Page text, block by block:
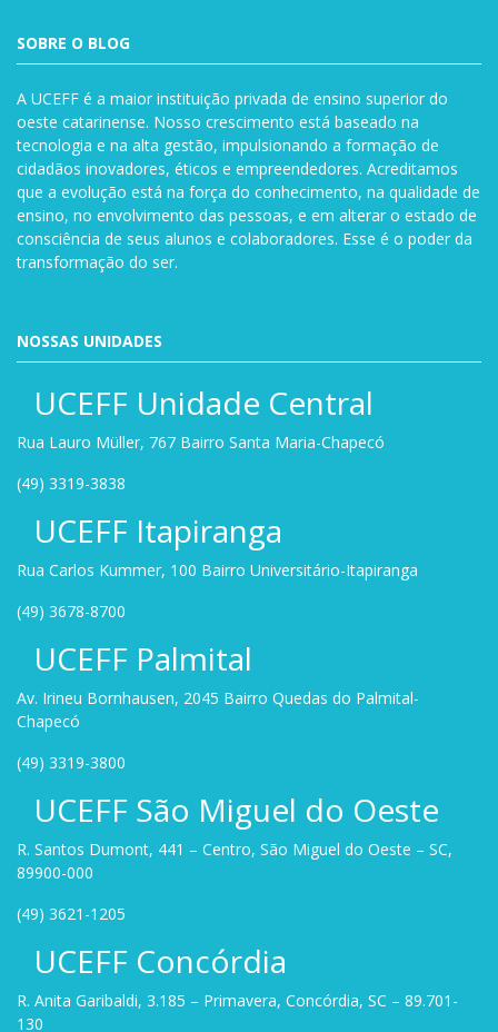
SOBRE O BLOG
A UCEFF é a maior instituição privada de ensino superior do
oeste catarinense. Nosso crescimento está baseado na
tecnologia e na alta gestão, impulsionando a formação de
cidadãos inovadores, éticos e empreendedores. Acreditamos
que a evolução está na força do conhecimento, na qualidade de
ensino, no envolvimento das pessoas, e em alterar o estado de
consciência de seus alunos e colaboradores. Esse é o poder da
transformação do ser.
NOSSAS UNIDADES
UCEFF Unidade Central
Rua Lauro Müller, 767 Bairro Santa Maria-Chapecó
(49) 3319-3838
UCEFF Itapiranga
Rua Carlos Kummer, 100 Bairro Universitário-Itapiranga
(49) 3678-8700
UCEFF Palmital
Av. Irineu Bornhausen, 2045 Bairro Quedas do Palmital-
Chapecó
(49) 3319-3800
UCEFF São Miguel do Oeste
R. Santos Dumont, 441 – Centro, São Miguel do Oeste – SC,
89900-000
(49) 3621-1205
UCEFF Concórdia
R. Anita Garibaldi, 3.185 – Primavera, Concórdia, SC – 89.701-
130